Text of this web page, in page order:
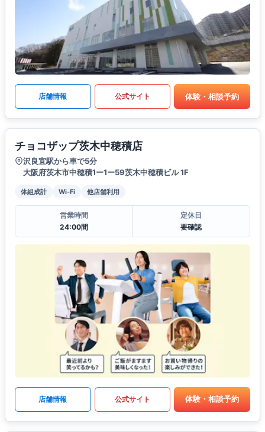
店舗情報 公式サイト 体験・相談予約
チョコザップ茨木中穂積店
沢良宜駅から車で5分
大阪府茨木市中穂積1ー1ー59茨木中穂積ビル 1F
体組成計 Wi-Fi 他店舗利用
営業時間
24:00間
定休日
要確認
店舗情報 公式サイト 体験・相談予約